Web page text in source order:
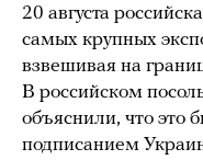
20 августа
самых крупных
взвешивая на
В российском
объяснили, что это
подписанием